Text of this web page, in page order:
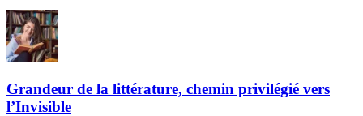
Grandeur de la littérature, chemin privilégié vers
l’Invisible